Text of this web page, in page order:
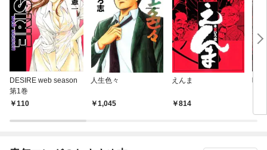
DESIRE web season
第1巻
110
人生色々
1,045
えんま
814
呪